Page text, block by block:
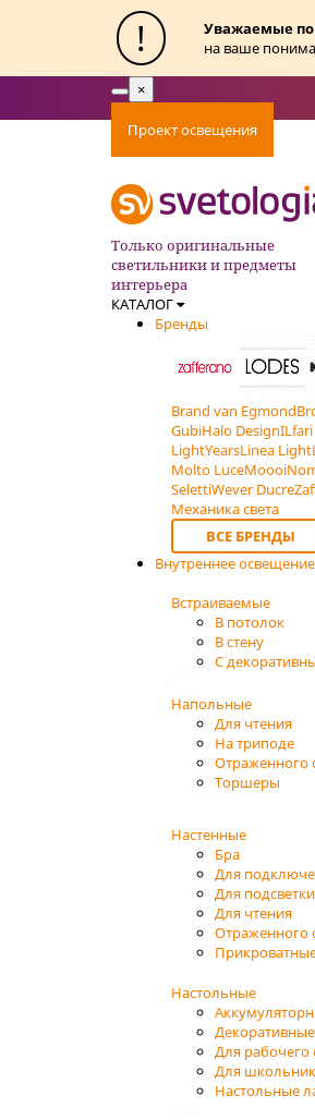
! Уважаемые
на ваше
Toggle
×
Проект освещения
Только оригинальные
светильники и предметы
интерьера
КАТАЛОГ
Бренды
Brand van Egmond
GubiHalo DesignILfari
LightYearsLinea Light
Molto LuceMoooi
SelettiWever Ducre
Механика света
ВСЕ БРЕНДЫ
Внутреннее освещение
Встраиваемые
В потолок
В стену
С
Напольные
Для чтения
На триподе
Отраженного
Торшеры
Настенные
Бра
Для
Для
Для чтения
Отраженного
Настольные
Декоративные
Для рабочего
Для
Настольные